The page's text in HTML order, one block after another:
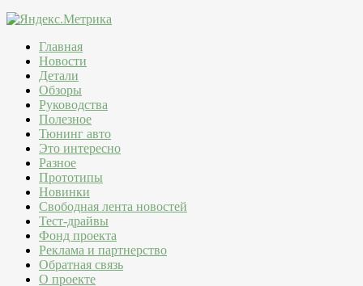
Главная
Новости
Детали
Обзоры
Руководства
Полезное
Тюнинг авто
Это интересно
Разное
Прототипы
Новинки
Свободная лента новостей
Тест-драйвы
Фонд проекта
Реклама и партнерство
Обратная связь
О проекте